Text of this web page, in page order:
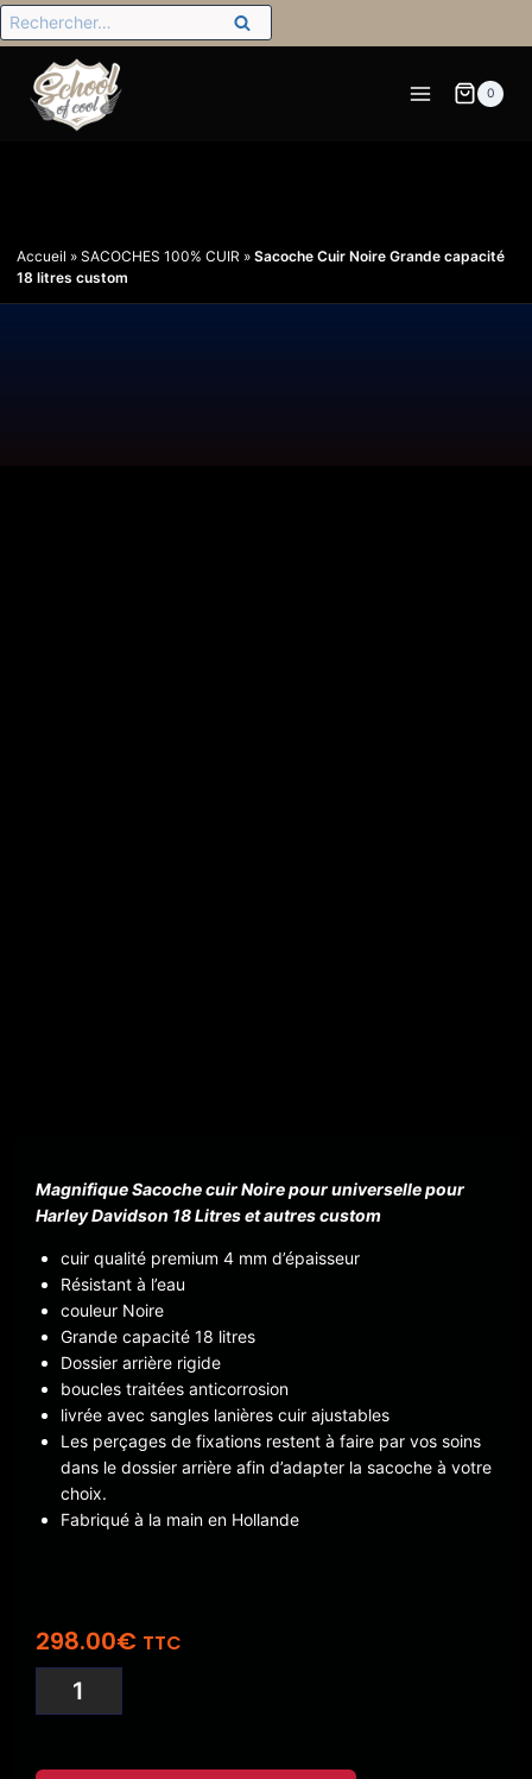
0
Accueil » SACOCHES 100% CUIR » Sacoche Cuir Noire Grande capacité
18 litres custom
Magnifique Sacoche cuir Noire pour universelle pour
Harley Davidson 18 Litres et autres custom
cuir qualité premium 4 mm d’épaisseur
Résistant à l’eau
couleur Noire
Grande capacité 18 litres
Dossier arrière rigide
boucles traitées anticorrosion
livrée avec sangles lanières cuir ajustables
Les perçages de fixations restent à faire par vos soins
dans le dossier arrière afin d’adapter la sacoche à votre
choix.
Fabriqué à la main en Hollande
298.00€ TTC